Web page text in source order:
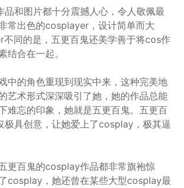
品和图片都十分震撼人心，令人敬佩最
常出色的cosplayer，设计简单而大
同的是，五更百鬼还美学善于将cos作
结合在一起。
中的角色重现到现实中来，这种完美地
艺术形式深深吸引了她，她的作品总能
难忘的印象，她就是五更百鬼。五更百
极具创意，让她爱上了cosplay，极其逼
更百鬼的cosplay作品都非常旗袍惊
cosplay，她还曾在某些大型cosplay最